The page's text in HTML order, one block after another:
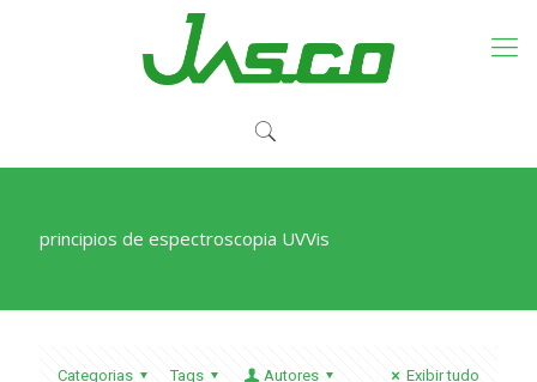
principios de espectroscopia UVVis
Categorias Tags Autores Exibir tudo